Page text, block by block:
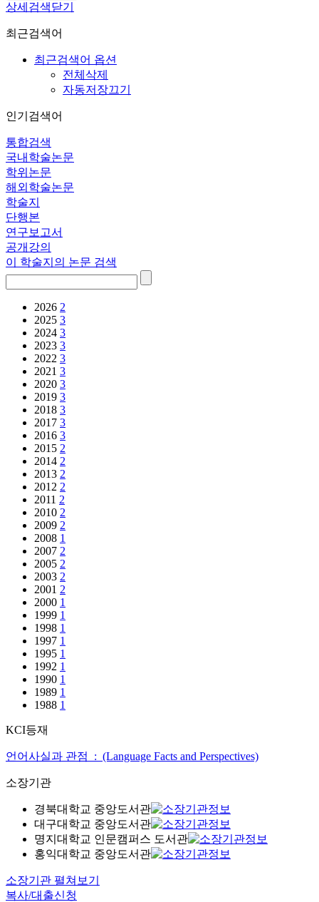
상세검색닫기
최근검색어
최근검색어 옵션
전체삭제
자동저장끄기
인기검색어
통합검색
국내학술논문
학위논문
해외학술논문
학술지
단행본
연구보고서
공개강의
이 학술지의 논문 검색
2026 2
2025 3
2024 3
2023 3
2022 3
2021 3
2020 3
2019 3
2018 3
2017 3
2016 3
2015 2
2014 2
2013 2
2012 2
2011 2
2010 2
2009 2
2008 1
2007 2
2005 2
2003 2
2001 2
2000 1
1999 1
1998 1
1997 1
1995 1
1992 1
1990 1
1989 1
1988 1
KCI등재
언어사실과 관점 : (Language Facts and Perspectives)
소장기관
경북대학교 중앙도서관
대구대학교 중앙도서관
명지대학교 인문캠퍼스 도서관
홍익대학교 중앙도서관
소장기관 펼쳐보기
복사/대출신청